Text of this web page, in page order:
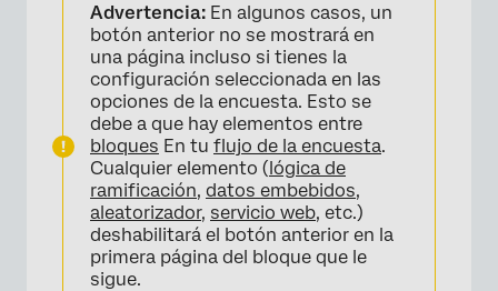
Advertencia: En algunos casos, un
botón anterior no se mostrará en
una página incluso si tienes la
configuración seleccionada en las
opciones de la encuesta. Esto se
debe a que hay elementos entre
bloques En tu flujo de la encuesta.
Cualquier elemento (lógica de
ramificación, datos embebidos,
aleatorizador, servicio web, etc.)
deshabilitará el botón anterior en la
primera página del bloque que le
sigue.